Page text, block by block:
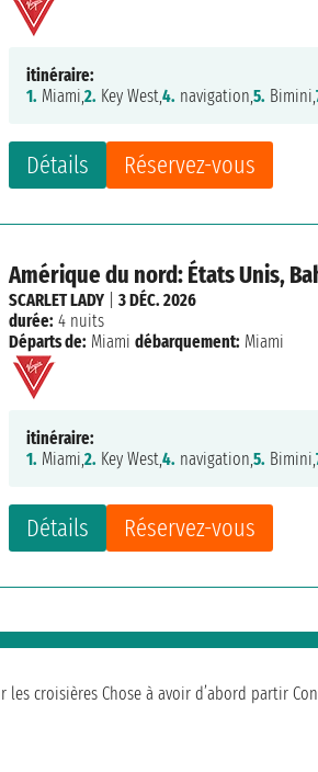
Détails Réservez-vous
itinéraire:
1. Miami,2. Key West,4. navigation,5. Bimini,
Amérique du nord: États Unis,
Détails Réservez-vous
SCARLET LADY |3 DÉC. 2026
durée: 4 nuits
Départs de: Miami débarquement: Miami
itinéraire:
1. Miami,2. Key West,4. navigation,5. Bimini,
les croisières Chose à avoir d’abord partir